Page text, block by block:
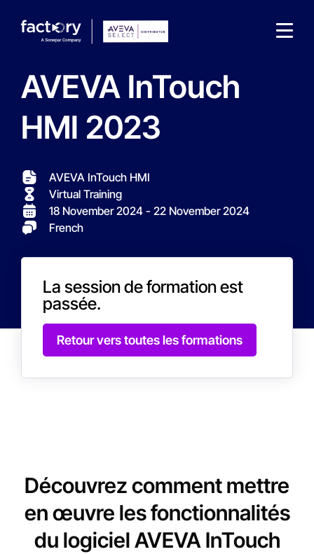
AVEVA InTouch
HMI 2023
AVEVA InTouch HMI
Virtual Training
18 November 2024 - 22 November 2024
French
La session de formation est
passée.
Retour vers toutes les formations
Découvrez comment mettre
en œuvre les fonctionnalités
du logiciel AVEVA InTouch